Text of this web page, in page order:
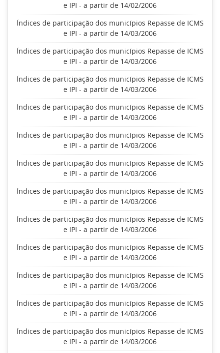
e IPI - a partir de 14/02/2006
Índices de participação dos municípios Repasse de ICMS
e IPI - a partir de 14/03/2006
Índices de participação dos municípios Repasse de ICMS
e IPI - a partir de 14/03/2006
Índices de participação dos municípios Repasse de ICMS
e IPI - a partir de 14/03/2006
Índices de participação dos municípios Repasse de ICMS
e IPI - a partir de 14/03/2006
Índices de participação dos municípios Repasse de ICMS
e IPI - a partir de 14/03/2006
Índices de participação dos municípios Repasse de ICMS
e IPI - a partir de 14/03/2006
Índices de participação dos municípios Repasse de ICMS
e IPI - a partir de 14/03/2006
Índices de participação dos municípios Repasse de ICMS
e IPI - a partir de 14/03/2006
Índices de participação dos municípios Repasse de ICMS
e IPI - a partir de 14/03/2006
Índices de participação dos municípios Repasse de ICMS
e IPI - a partir de 14/03/2006
Índices de participação dos municípios Repasse de ICMS
e IPI - a partir de 14/03/2006
Índices de participação dos municípios Repasse de ICMS
e IPI - a partir de 14/03/2006